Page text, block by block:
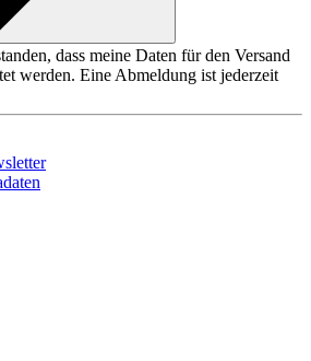
dass meine Daten für den Versand
werden. Eine Abmeldung ist jederzeit